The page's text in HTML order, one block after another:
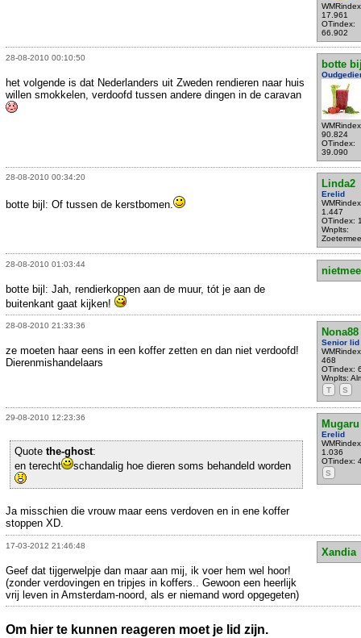
17.961
OTindex:
66.902
28-08-2010 00:10:50
botte
90.824
OTindex:
39.090
het volgende is dat Nederlanders uit Zweden rendieren naar huis
willen smokkelen, verdoofd tussen andere dingen in de caravan
28-08-2010 00:34:20
Linda2
Erelid
1.447
OTindex:
Wnplts:
botte bijl: Of tussen de kerstbomen.
28-08-2010 01:03:44
botte bijl: Jah, rendierkoppen aan de muur, tót je aan de
buitenkant gaat kijken!
28-08-2010 21:33:36
Nona88
Senior lid
468
OTindex:
Wnplts:
T
S
ze moeten haar eens in een koffer zetten en dan niet verdoofd!
Dierenmishandelaars
29-08-2010 12:23:36
Mugaru
Erelid
1.036
OTindex:
S
Quote the-ghost:
en terecht
schandalig hoe dieren soms behandeld worden
Ja misschien die vrouw maar eens verdoven en in ene koffer
stoppen XD.
17-03-2012 21:46:48
Xandia
Geef dat tijgerwelpje dan maar aan mij, ik voer hem wel hoor!
(zonder verdovingen en tripjes in koffers.. Gewoon een heerlijk
vrij leven in Amsterdam-noord, als er niemand word opgegeten)
Om hier te kunnen reageren moet je lid zijn.